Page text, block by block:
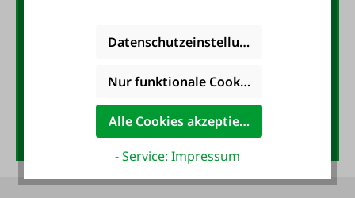
Anmelden
Datenschutzeinstellungen
Nur funktionale Cookies akzeptieren
Alle Cookies akzeptieren
- Service: Impressum